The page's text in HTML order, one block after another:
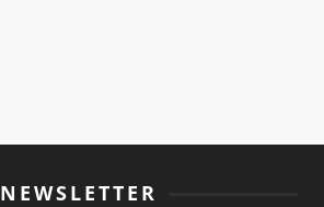
NEWSLETTER